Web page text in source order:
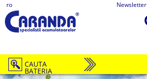
ro Newsletter
CAUTA
BATERIA